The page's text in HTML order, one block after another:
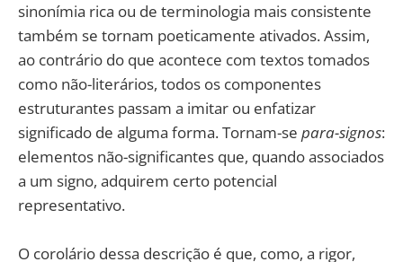
sinonímia rica ou de terminologia mais consistente
também se tornam poeticamente ativados. Assim,
ao contrário do que acontece com textos tomados
como não-literários, todos os componentes
estruturantes passam a imitar ou enfatizar
significado de alguma forma. Tornam-se para-signos:
elementos não-significantes que, quando associados
a um signo, adquirem certo potencial
representativo.
O corolário dessa descrição é que, como, a rigor,